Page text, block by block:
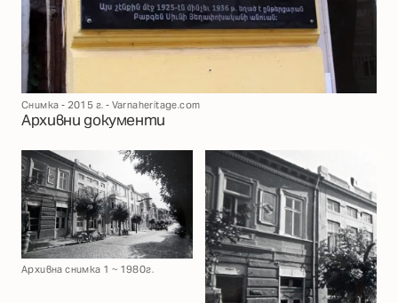
Снимка - 2015 г. - Varnaheritage.com
Архивни документи
Архивна снимка 1 ~ 1980г.